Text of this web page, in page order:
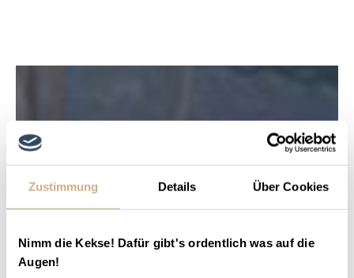
Zustimmung Details Über Cookies
Nimm die Kekse! Dafür gibt's ordentlich was auf die
Augen!